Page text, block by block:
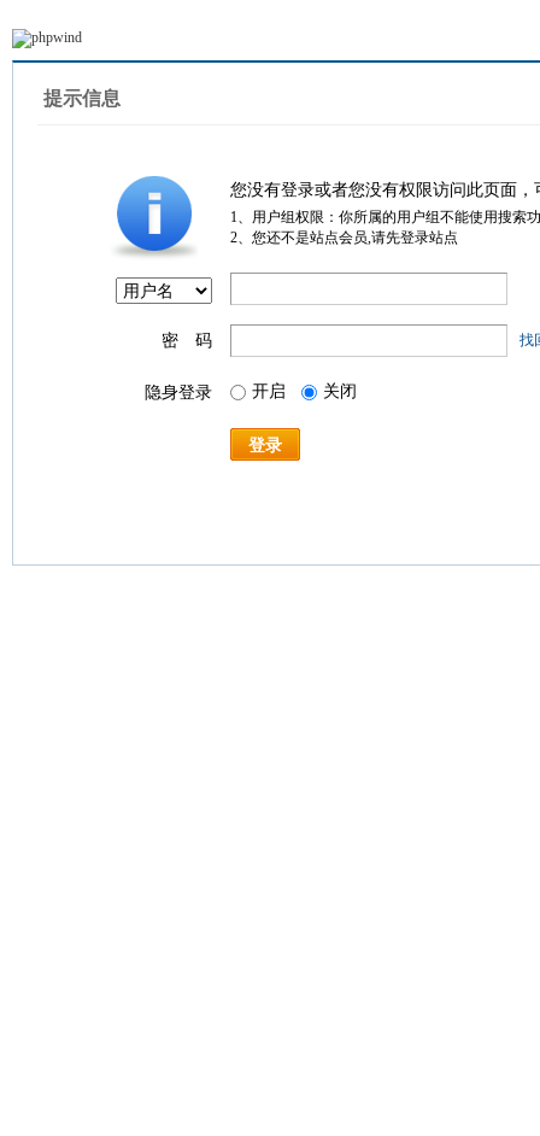
提示信息
您没有登录或者您没有权限访问此页面
1、用户组权限：你所属的用户组不能使用搜索
2、您还不是站点会员,请先登录站点
密 码 找
隐身登录 开启 关闭
登录